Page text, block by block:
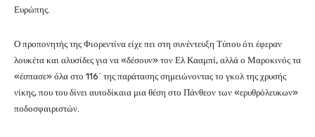
Ευρώπης.
Ο προπονητής της Φιορεντίνα είχε πει στη συνέντευξη Τύπου ότι έφεραν
λουκέτα και αλυσίδες για να «δέσουν» τον Ελ Κααμπί, αλλά ο Μαροκινός τα
«έσπασε» όλα στο 116΄ της παράτασης σημειώνοντας το γκολ της χρυσής
νίκης, που του δίνει αυτοδίκαια μια θέση στο Πάνθεον των «ερυθρόλευκων»
ποδοσφαιριστών.